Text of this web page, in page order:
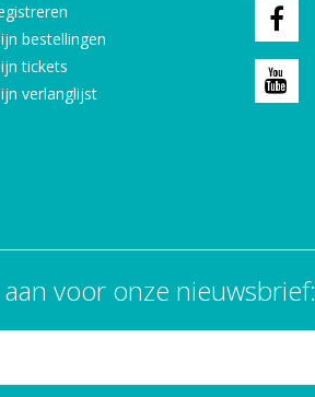
bestellingen
tickets
verlanglijst
voor onze nieuwsbrief: